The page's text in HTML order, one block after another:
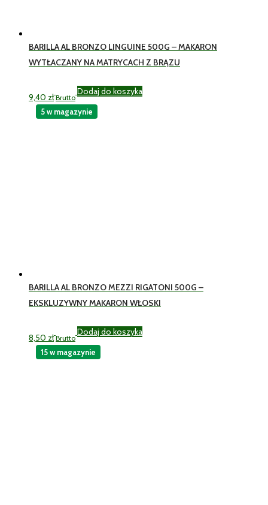
BARILLA AL BRONZO LINGUINE 500G – MAKARON
WYTŁACZANY NA MATRYCACH Z BRĄZU
9,40 zł Brutto
Dodaj do koszyka
BARILLA AL BRONZO MEZZI RIGATONI 500G –
EKSKLUZYWNY MAKARON WŁOSKI
8,50 zł Brutto
Dodaj do koszyka
5 w magazynie
15 w magazynie